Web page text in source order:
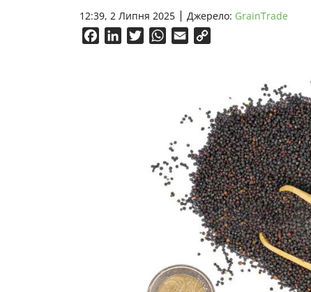
12:39, 2 Липня 2025 Джерело: GrainTrade
FacebookLinkedInTwitterWhatsApp
Email